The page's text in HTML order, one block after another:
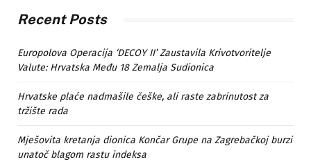
Recent Posts
Europolova Operacija ‘DECOY II’ Zaustavila Krivotvoritelje
Valute: Hrvatska Među 18 Zemalja Sudionica
Hrvatske plaće nadmašile češke, ali raste zabrinutost za
tržište rada
Mješovita kretanja dionica Končar Grupe na Zagrebačkoj burzi
unatoč blagom rastu indeksa